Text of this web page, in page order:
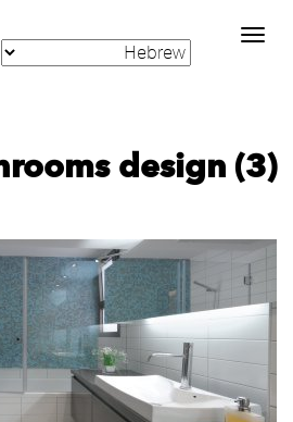
Toggle
navigation
design (3)